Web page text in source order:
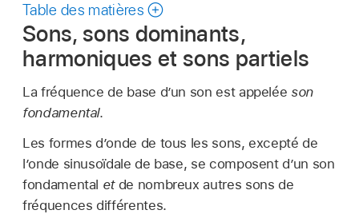
Table des matières
Sons, sons dominants,
harmoniques et sons partiels
La fréquence de base d’un son est appelée son
fondamental.
Les formes d’onde de tous les sons, excepté de
l’onde sinusoïdale de base, se composent d’un son
fondamental etde nombreux autres sons de
fréquences différentes.